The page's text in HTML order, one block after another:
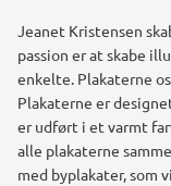
Jeanet Kristensen
passion er at skabe
enkelte. Plakaterne
Plakaterne er
er udført i et varmt
alle plakaterne
med byplakater, som